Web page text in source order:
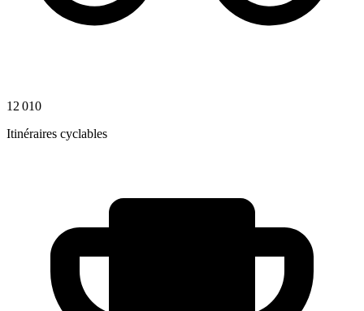
12 010
Itinéraires cyclables